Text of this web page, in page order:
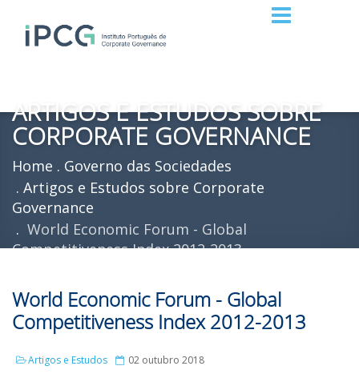
ARTIGOS E ESTUDOS SOBRE
CORPORATE GOVERNANCE
Home
Governo das Sociedades
Artigos e Estudos sobre Corporate
Governance
World Economic Forum - Global
Competitiveness Index 2012-2013
World Economic Forum - Global
Competitiveness Index 2012-2013
Artigos e Estudos 02 outubro 2018